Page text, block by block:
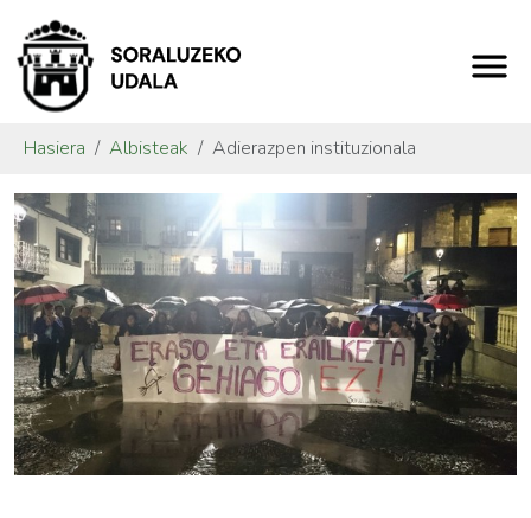
Hasiera Albisteak Adierazpen instituzionala